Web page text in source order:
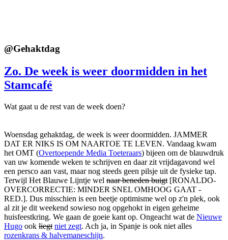
@Gehaktdag
Zo. De week is weer doormidden in het
Stamcafé
Wat gaat u de rest van de week doen?
Woensdag gehaktdag, de week is weer doormidden. JAMMER
DAT ER NIKS IS OM NAARTOE TE LEVEN. Vandaag kwam
het OMT (Overtoepende Media Toeteraars) bijeen om de blauwdruk
van uw komende weken te schrijven en daar zit vrijdagavond wel
een persco aan vast, maar nog steeds geen pilsje uit de fysieke tap.
Terwijl Het Blauwe Lijntje wel naar beneden buigt [RONALDO-
OVERCORRECTIE: MINDER SNEL OMHOOG GAAT -
RED.]. Dus misschien is een beetje optimisme wel op z'n plek, ook
al zit je dit weekend sowieso nog opgehokt in eigen geheime
huisfeestkring. We gaan de goeie kant op. Ongeacht wat de Nieuwe
Hugo ook liegt niet zegt. Ach ja, in Spanje is ook niet alles
rozenkrans & halvemaneschijn.